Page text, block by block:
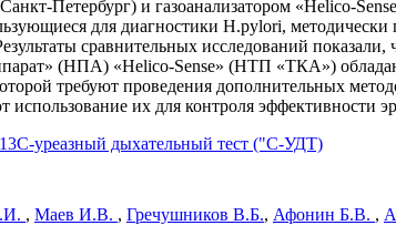
Петербург) и газоанализатором «Helico-
для диагностики Н.pylori,
сравнительных исследований
(НПА) «Helico-Sense» (НТП «ТКА»)
требуют проведения дополнительных
использование их для контроля
13С-уреазный дыхательный тест ("С-УДТ)
, Маев И.В. , Гречушников В.Б., Афонин Б.В. ,